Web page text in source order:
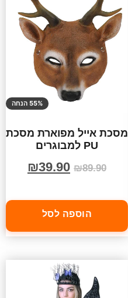
55% הנחה
מסכת אייל מפוארת מסכת
PU למבוגרים
₪89.90
₪39.90
הוספה לסל